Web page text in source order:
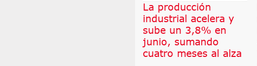
La producción
industrial acelera y
sube un 3,8% en
junio, sumando
cuatro meses al alza